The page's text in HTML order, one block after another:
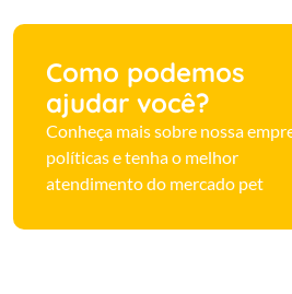
Como podemos
ajudar você?
Conheça mais sobre nossa
políticas e tenha o melhor
atendimento do mercado pet